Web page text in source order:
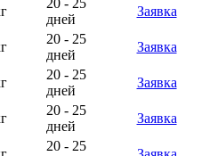
20 - 25
дней
Заявка
20 - 25
дней
Заявка
20 - 25
дней
Заявка
20 - 25
дней
Заявка
20 - 25